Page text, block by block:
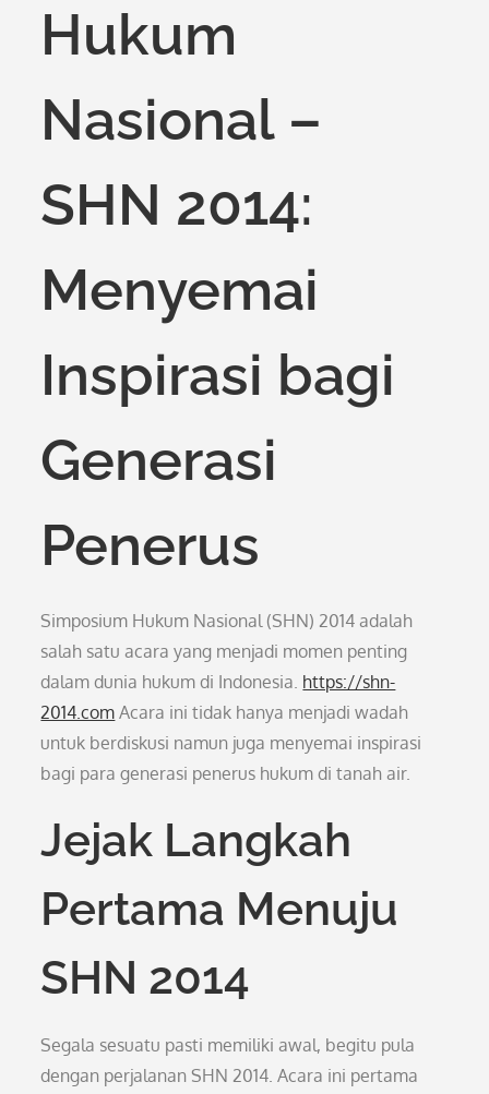
Hukum
Nasional –
SHN 2014:
Menyemai
Inspirasi bagi
Generasi
Penerus
Simposium Hukum Nasional (SHN) 2014 adalah
salah satu acara yang menjadi momen penting
dalam dunia hukum di Indonesia. https://shn-
2014.com Acara ini tidak hanya menjadi wadah
untuk berdiskusi namun juga menyemai inspirasi
bagi para generasi penerus hukum di tanah air.
Jejak Langkah
Pertama Menuju
SHN 2014
Segala sesuatu pasti memiliki awal, begitu pula
dengan perjalanan SHN 2014. Acara ini pertama